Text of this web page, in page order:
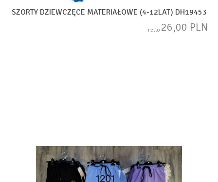
SZORTY DZIEWCZĘCE MATERIAŁOWE (4-12LAT) DH19453
netto 26,00 PLN